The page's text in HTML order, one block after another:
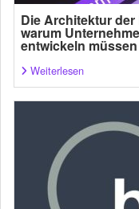
Die Architektur der
warum
entwickeln müssen
Weiterlesen